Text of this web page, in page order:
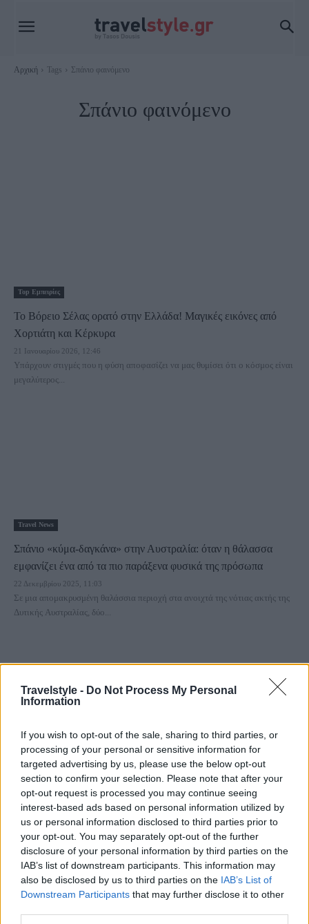
Travelstyle - Do Not Process My Personal
Information
If you wish to opt-out of the sale, sharing to third parties, or
processing of your personal or sensitive information for
targeted advertising by us, please use the below opt-out
section to confirm your selection. Please note that after your
opt-out request is processed you may continue seeing
interest-based ads based on personal information utilized by
us or personal information disclosed to third parties prior to
your opt-out. You may separately opt-out of the further
disclosure of your personal information by third parties on the
IAB’s list of downstream participants. This information may
also be disclosed by us to third parties on the IAB’s List of
Downstream Participants that may further disclose it to other
Αρχική Tags Σπάνιο φαινόμενο
Σπάνιο φαινόμενο
Τοp Εμπειρίες
Το Βόρειο Σέλας ορατό στην Ελλάδα! Μαγικές εικόνες από
Χορτιάτη και Κέρκυρα
21 Ιανουαρίου 2026, 12:46
Υπάρχουν στιγμές που η φύση αποφασίζει να μας θυμίσει ότι ο κόσμος είναι
μεγαλύτερος...
Travel News
Σπάνιο «κύμα‑δαγκάνα» στην Αυστραλία: όταν η θάλασσα
εμφανίζει ένα από τα πιο παράξενα φυσικά της πρόσωπα
22 Δεκεμβρίου 2025, 11:03
Σε μια απομακρυσμένη θαλάσσια περιοχή στα ανοιχτά της νότιας ακτής της
Δυτικής Αυστραλίας, δύο...
Κόσμος
Αστέρι της Βηθλεέμ: Θαυμάστε το στον νυχτερινό ουρανό –
Ένα σπάνιο φαινόμενο που έχει να συμβεί εδώ και 800 χρόνια
22 Δεκεμβρίου 2020, 10:26
Το Αστέρι της Βηθλεέμ αποτελεί ένα σπάνιο ουράνιο φαινόμενο που έχει να
εμφανιστεί εδώ...